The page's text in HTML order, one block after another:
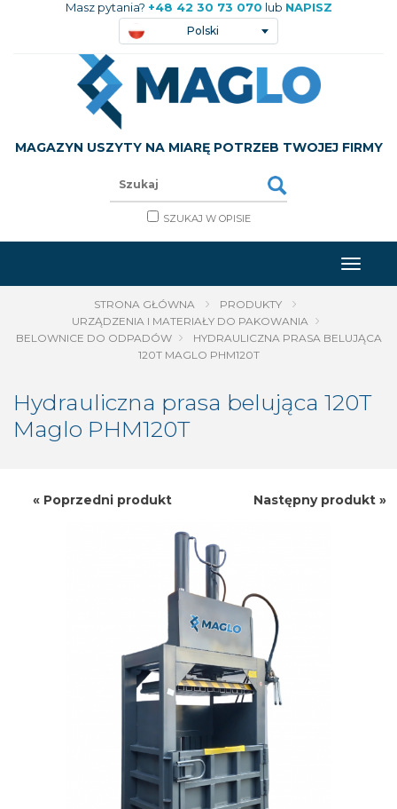
Masz pytania? +48 42 30 73 070 lub NAPISZ
Polski
MAGAZYN USZYTY NA MIARĘ POTRZEB TWOJEJ FIRMY
SZUKAJ W OPISIE
STRONA GŁÓWNA
PRODUKTY
URZĄDZENIA I MATERIAŁY DO PAKOWANIA
BELOWNICE DO ODPADÓW
HYDRAULICZNA PRASA BELUJĄCA
120T MAGLO PHM120T
Hydrauliczna prasa belująca 120T
Maglo PHM120T
« Poprzedni produkt Następny produkt »